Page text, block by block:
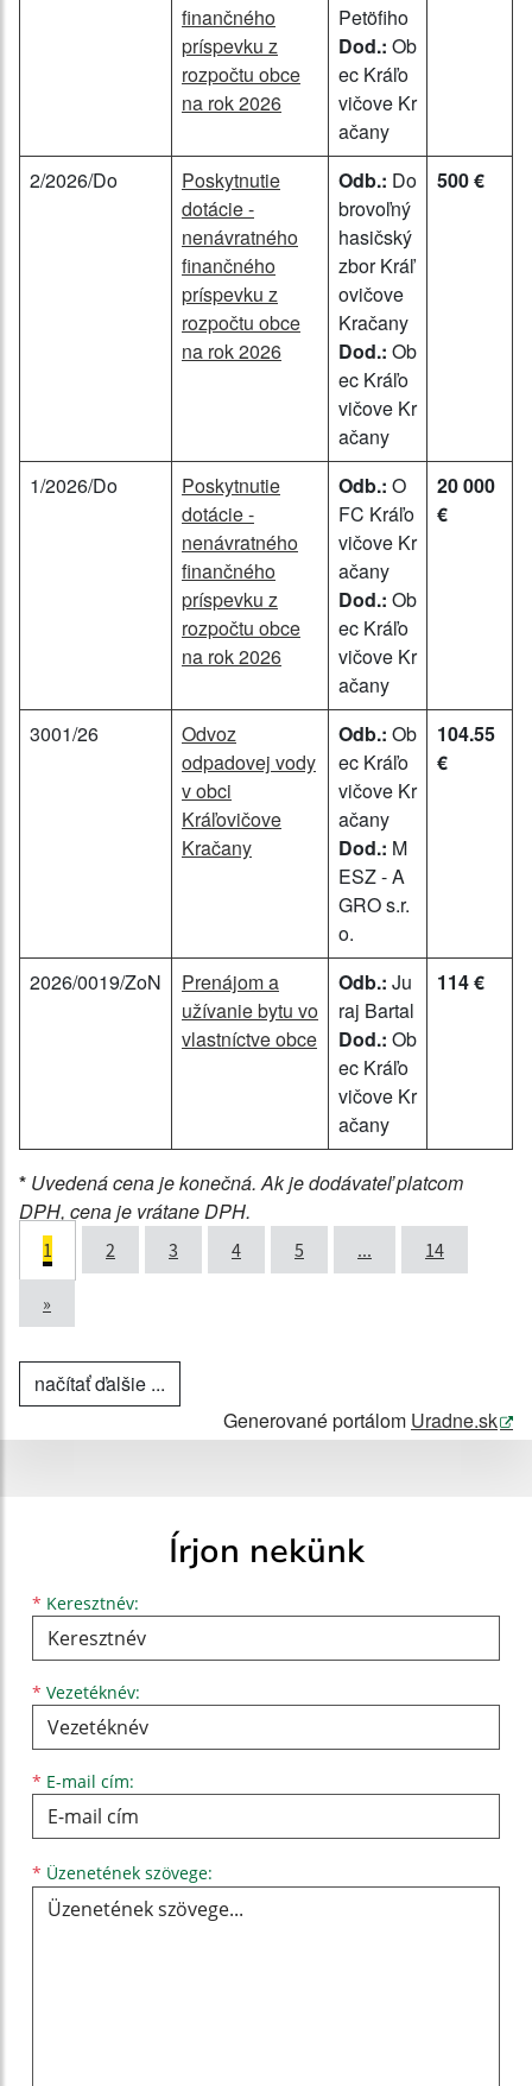
finančného
príspevku z
rozpočtu obce
na rok 2026
Petöfiho
Dod.: Ob
ec Kráľo
vičove Kr
ačany
2/2026/Do
Poskytnutie
dotácie -
nenávratného
finančného
príspevku z
rozpočtu obce
na rok 2026
Odb.: Do
brovoľný
hasičský
zbor Kráľ
ovičove
Kračany
Dod.: Ob
ec Kráľo
vičove Kr
ačany
500 €
1/2026/Do
Poskytnutie
dotácie -
nenávratného
finančného
príspevku z
rozpočtu obce
na rok 2026
Odb.: O
FC Kráľo
vičove Kr
ačany
Dod.: Ob
ec Kráľo
vičove Kr
ačany
20 000
€
3001/26
Odvoz
odpadovej vody
v obci
Kráľovičove
Kračany
Odb.: Ob
ec Kráľo
vičove Kr
ačany
Dod.: M
ESZ - A
GRO s.r.
o.
104.55
€
2026/0019/ZoN
Prenájom a
užívanie bytu vo
vlastníctve obce
Odb.: Ju
raj Bartal
Dod.: Ob
ec Kráľo
vičove Kr
ačany
114 €
* Uvedená cena je konečná. Ak je dodávateľ platcom
DPH, cena je vrátane DPH.
1 2 3 4 5 ... 14
»
načítať ďalšie ...
Generované portálom Uradne.sk
Írjon nekünk
* Keresztnév:
Keresztnév
* Vezetéknév:
Vezetéknév
* E-mail cím:
E-mail cím
* Üzenetének szövege: